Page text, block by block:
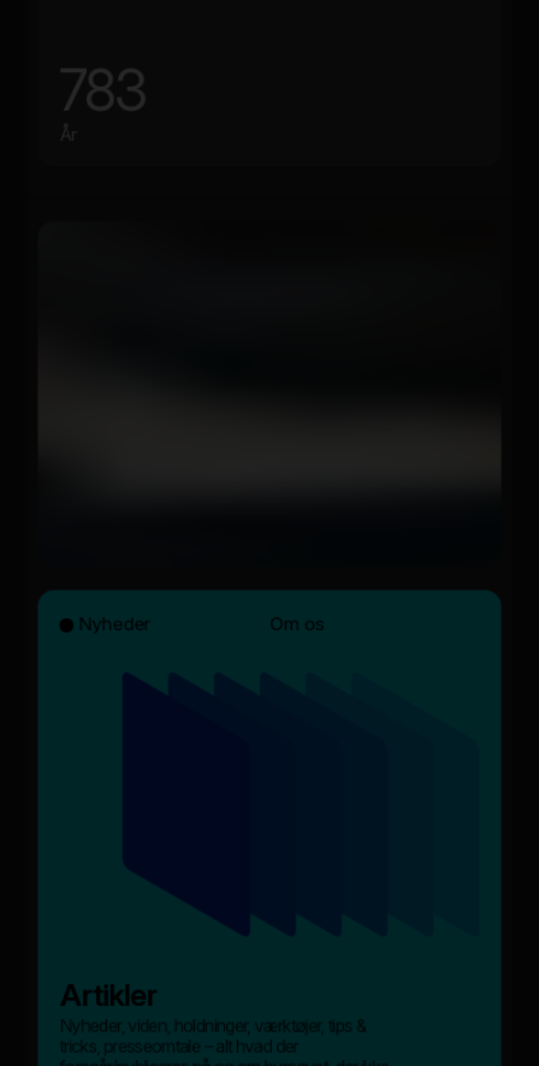
783
År
Nyheder Om os
Artikler
Nyheder, viden, holdninger, værktøjer, tips &
tricks, presseomtale – alt hvad der